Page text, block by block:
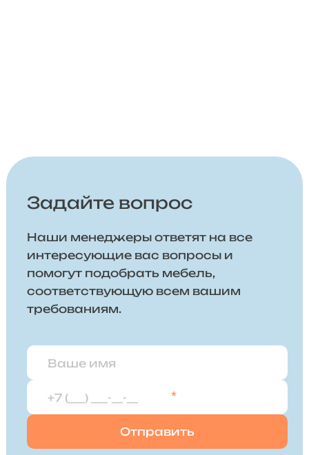
Задайте вопрос
Наши менеджеры ответят на все
интересующие вас вопросы и
помогут подобрать мебель,
соответствующую всем вашим
требованиям.
*